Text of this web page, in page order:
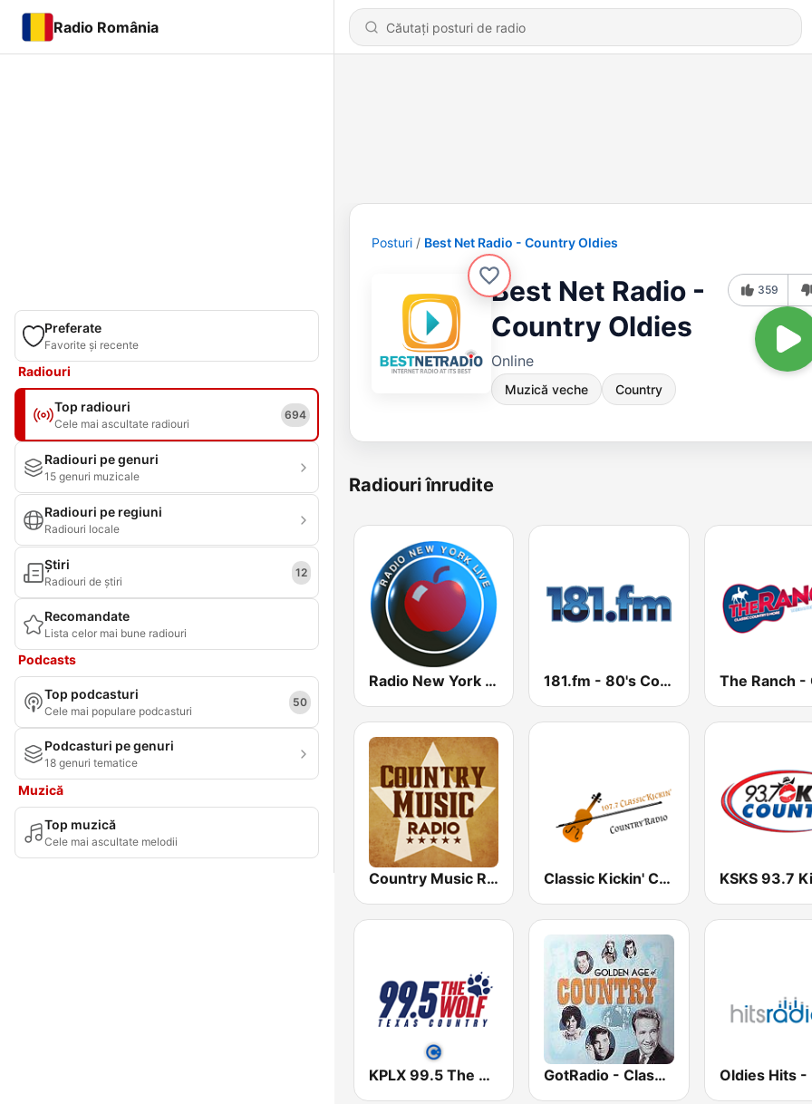
Radio România
Preferate
Favorite și recente
Radiouri
Top radiouri
Cele mai ascultate radiouri
694
Radiouri pe genuri
15 genuri muzicale
Radiouri pe regiuni
Radiouri locale
Știri
Radiouri de știri
12
Recomandate
Lista celor mai bune radiouri
Podcasts
Top podcasturi
Cele mai populare podcasturi
50
Podcasturi pe genuri
18 genuri tematice
Muzică
Top muzică
Cele mai ascultate melodii
Posturi Best Net Radio - Country Oldies
Best Net Radio -
Country Oldies
Online
Muzică veche Country
359
Radiouri înrudite
Radio New York Live 181.fm - 80's Country
Country Music Radio - 60's Country Classic Kickin' Country Radio
KPLX 99.5 The Wolf FM GotRadio - Classic Country